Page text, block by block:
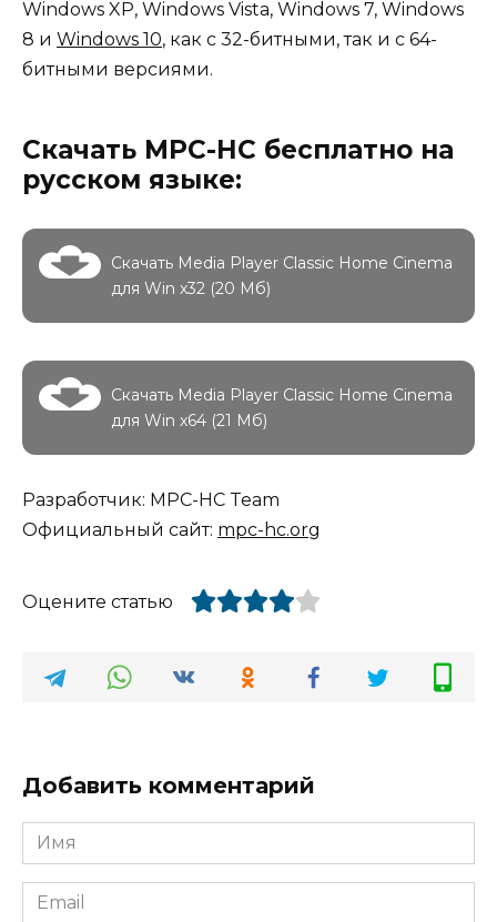
Windows XP, Windows Vista, Windows 7, Windows
8 и Windows 10, как c 32-битными, так и c 64-
битными версиями.
Скачать MPC-HC бесплатно на
русском языке:
Скачать Media Player Classic Home Cinema
для Win x32 (20 Мб)
Скачать Media Player Classic Home Cinema
для Win x64 (21 Мб)
Разработчик: MPC-HC Team
Официальный сайт: mpc-hc.org
Оцените статью
Добавить комментарий
Имя
Email